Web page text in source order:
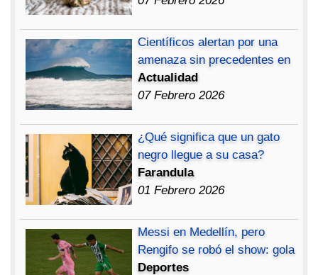
Científicos alertan por una
amenaza sin precedentes en
Actualidad
07 Febrero 2026
¿Qué significa que un gato
negro llegue a su casa?
Farandula
01 Febrero 2026
Messi en Medellín, pero
Rengifo se robó el show: gola
Deportes